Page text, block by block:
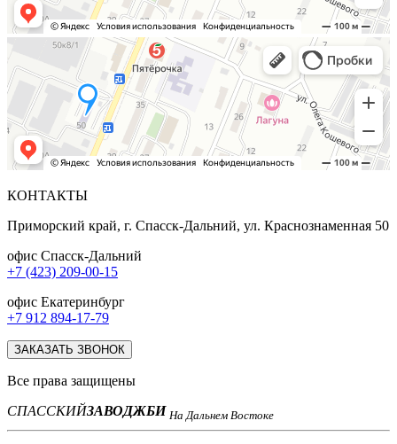
КОНТАКТЫ
Приморский край, г. Спасск-Дальний, ул. Краснознаменная 50
офис Спасск-Дальний
+7 (423) 209-00-15
офис Екатеринбург
+7 912 894-17-79
ЗАКАЗАТЬ ЗВОНОК
Все права защищены
СПАССКИЙЗАВОДЖБИ На Дальнем Востоке